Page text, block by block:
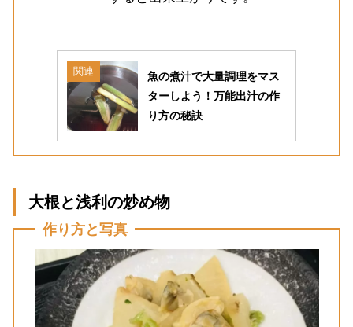
関連
魚の煮汁で大量調理をマス
ターしよう！万能出汁の作
り方の秘訣
大根と浅利の炒め物
作り方と写真